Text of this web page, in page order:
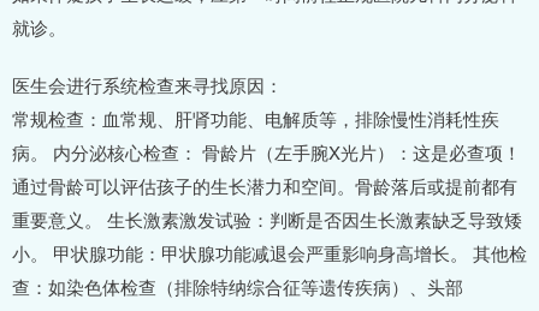
就诊。
医生会进行系统检查来寻找原因：
常规检查：血常规、肝肾功能、电解质等，排除慢性消耗性疾
病。 内分泌核心检查： 骨龄片（左手腕X光片）：这是必查项！
通过骨龄可以评估孩子的生长潜力和空间。骨龄落后或提前都有
重要意义。 生长激素激发试验：判断是否因生长激素缺乏导致矮
小。 甲状腺功能：甲状腺功能减退会严重影响身高增长。 其他检
查：如染色体检查（排除特纳综合征等遗传疾病）、头部